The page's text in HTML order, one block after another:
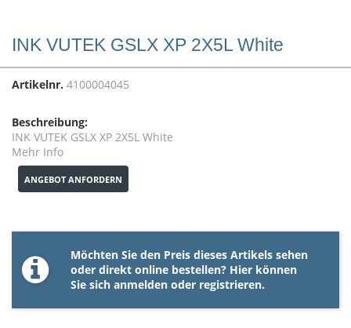
INK VUTEK GSLX XP 2X5L White
Artikelnr. 4100004045
Beschreibung:
INK VUTEK GSLX XP 2X5L White
Mehr Info
ANGEBOT ANFORDERN
Möchten Sie den Preis dieses Artikels sehen
oder direkt online bestellen? Hier können
Sie sich anmelden oder registrieren.